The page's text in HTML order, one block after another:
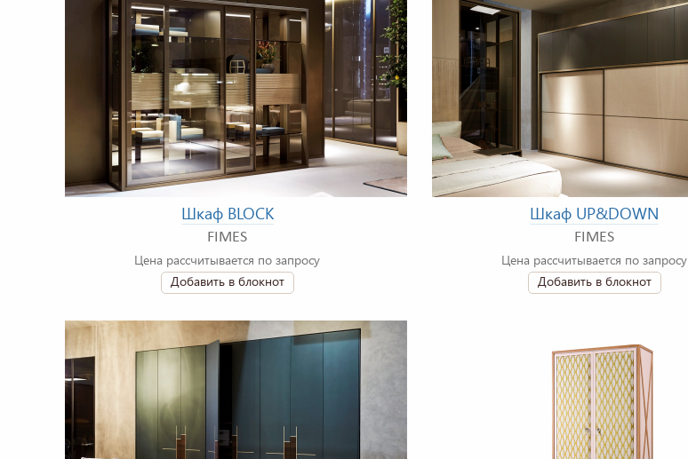
Шкаф BLOCK
FIMES
Цена рассчитывается по запросу
Добавить в блокнот
Шкаф UP&DOWN
FIMES
Цена рассчитывается по запросу
Добавить в блокнот